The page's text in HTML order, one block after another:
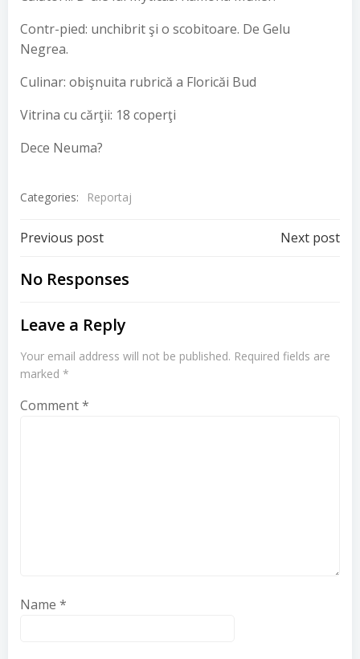
Contr-pied: unchibrit şi o scobitoare. De Gelu
Negrea.
Culinar: obişnuita rubrică a Floricăi Bud
Vitrina cu cărţii: 18 coperţi
Dece Neuma?
Categories: Reportaj
Post
navigation
Previous post Next post
No Responses
Leave a Reply
Your email address will not be published. Required fields are
marked *
Comment*
Name *